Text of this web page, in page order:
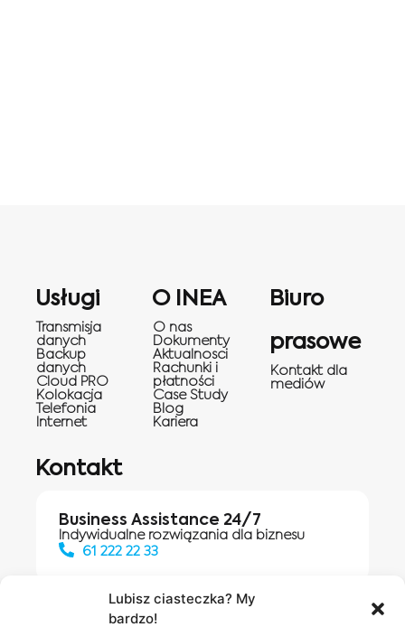
Lubisz ciasteczka? My
bardzo!
Usługi
Transmisja
danych
Backup
danych
Cloud PRO
Kolokacja
Telefonia
Internet
O INEA
O nas
Dokumenty
Aktualnosci
Rachunki i
płatności
Case Study
Blog
Kariera
Biuro
prasowe
Kontakt dla
mediów
Kontakt
Business Assistance 24/7
Indywidualne rozwiązania dla biznesu
61 222 22 33
Działania digitalowe: